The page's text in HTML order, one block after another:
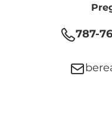
787-